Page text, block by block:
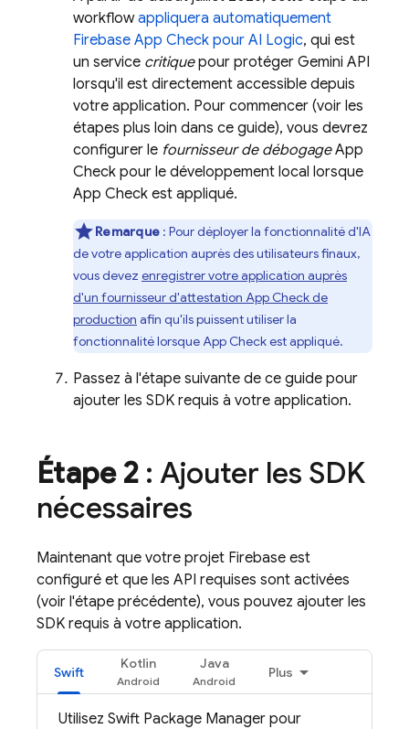
workflowappliquera automatiquement
Firebase App Check pour AI Logic, qui est
un service critiquepour protéger Gemini API
lorsqu'il est directement accessible depuis
votre application. Pour commencer (voir les
étapes plus loin dans ce guide), vous devrez
configurer le fournisseur de débogage App
Check pour le développement local lorsque
App Check est appliqué.
Remarque : Pour déployer la fonctionnalité d'IA
de votre application auprès des utilisateurs finaux,
vous devez enregistrer votre application auprès
d'un fournisseur d'attestation App Checkde
production afin qu'ils puissent utiliser la
fonctionnalité lorsqueApp Checkest appliqué.
Passez à l'étape suivante de ce guide pour
ajouter les SDK requis à votre application.
Étape 2: Ajouter les SDK
nécessaires
Maintenant que votre projet Firebase est
configuré et que les API requises sont activées
(voir l'étape précédente), vous pouvez ajouter les
SDK requis à votre application.
Swift
Kotlin Java
Plus
Utilisez Swift Package Manager pour